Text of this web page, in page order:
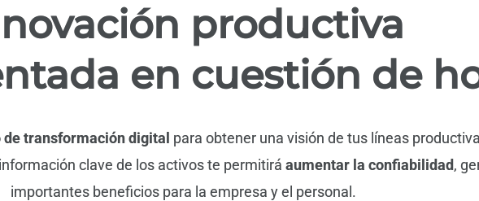
productiva
en cuestión de
transformación digital para obtener una visión de tus líneas
clave de los activos te permitirá aumentar la confiabilidad,
importantes beneficios para la empresa y el personal.